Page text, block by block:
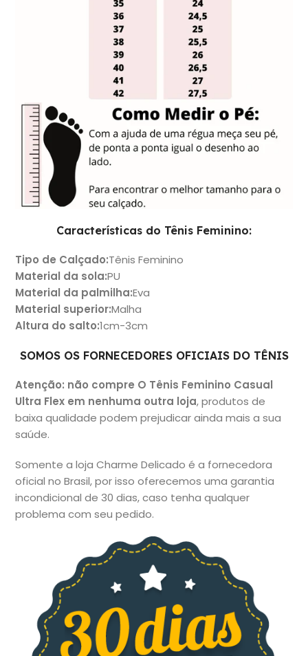
Características do Tênis Feminino:
Tipo de Calçado:Tênis Feminino
Material da sola:PU
Material da palmilha:Eva
Material superior:Malha
Altura do salto:1cm-3cm
SOMOS OS FORNECEDORES OFICIAIS DO TÊNIS
Atenção: não compre O Tênis Feminino Casual
Ultra Flex em nenhuma outra loja, produtos de
baixa qualidade podem prejudicar ainda mais a sua
saúde.
Somente a loja Charme Delicado é a fornecedora
oficial no Brasil, por isso oferecemos uma garantia
incondicional de 30 dias, caso tenha qualquer
problema com seu pedido.